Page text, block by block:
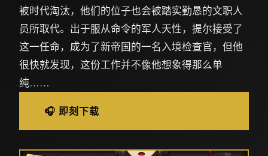
被时代淘汰，他们的位子也会被踏实勤恳的文职人
员所取代。出于服从命令的军人天性，提尔接受了
这一任命，成为了新帝国的一名入境检查官，但他
很快就发现，这份工作并不像他想象得那么单
纯……
🎧 即刻下载